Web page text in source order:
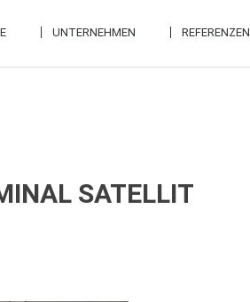
UNTERNEHMEN REFERENZEN
SATELLIT